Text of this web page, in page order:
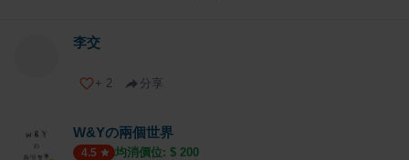
李交
+ 2 分享
W&Yの兩個世界
4.5 均消價位: $ 200